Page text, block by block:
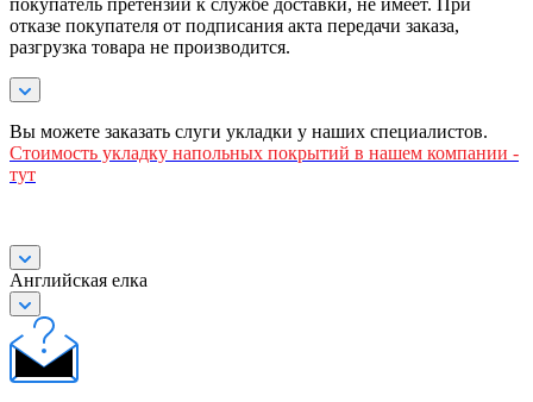
покупатель претензий к службе доставки, не имеет. При
отказе покупателя от подписания акта передачи заказа,
разгрузка товара не производится.
Вы можете заказать слуги укладки у наших специалистов.
Стоимость укладку напольных покрытий в нашем компании -
тут
Английская елка